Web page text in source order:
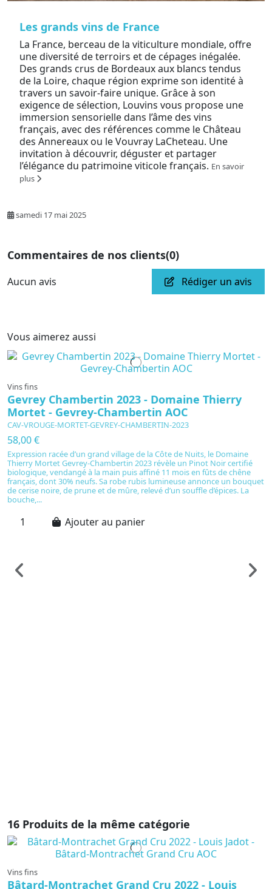
Les grands vins de France
La France, berceau de la viticulture mondiale, offre
une diversité de terroirs et de cépages inégalée.
Des grands crus de Bordeaux aux blancs tendus
de la Loire, chaque région exprime son identité à
travers un savoir-faire unique. Grâce à son
exigence de sélection, Louvins vous propose une
immersion sensorielle dans l’âme des vins
français, avec des références comme le Château
des Annereaux ou le Vouvray LaCheteau. Une
invitation à découvrir, déguster et partager
l’élégance du patrimoine viticole français. En savoir
plus
samedi 17 mai 2025
Commentaires de nos clients(0)
Aucun avis Rédiger un avis
Vous aimerez aussi
Vins fins
Gevrey Chambertin 2023 - Domaine Thierry
Mortet - Gevrey-Chambertin AOC
CAV-VROUGE-MORTET-GEVREY-CHAMBERTIN-2023
58,00 €
Expression racée d’un grand village de la Côte de Nuits, le Domaine
Thierry Mortet Gevrey-Chambertin 2023 révèle un Pinot Noir certifié
biologique, vendangé à la main puis affiné 11 mois en fûts de chêne
français, dont 30% neufs. Sa robe rubis lumineuse annonce un bouquet
de cerise noire, de prune et de mûre, relevé d’un souffle d’épices. La
bouche,...
Ajouter au panier
16 Produits de la même catégorie
Vins fins
Bâtard-Montrachet Grand Cru 2022 - Louis